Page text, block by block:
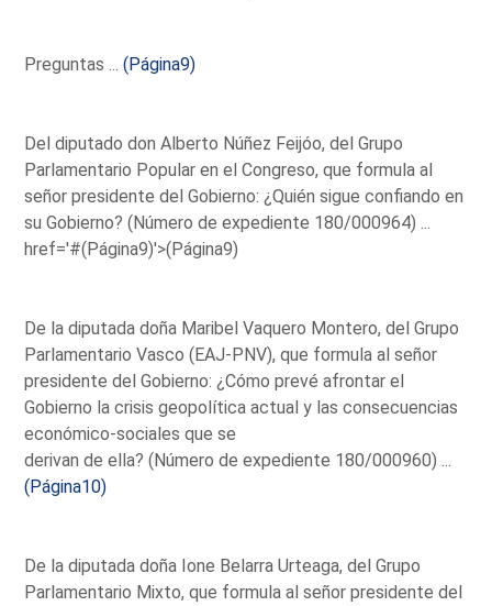
Preguntas ...(Página9)
Del diputado don Alberto Núñez Feijóo, del Grupo
Parlamentario Popular en el Congreso, que formula al
señor presidente del Gobierno: ¿Quién sigue confiando en
su Gobierno? (Número de expediente 180/000964) ...
href='#(Página9)'>(Página9)
De la diputada doña Maribel Vaquero Montero, del Grupo
Parlamentario Vasco (EAJ-PNV), que formula al señor
presidente del Gobierno: ¿Cómo prevé afrontar el
Gobierno la crisis geopolítica actual y las consecuencias
económico-sociales que se
derivan de ella? (Número de expediente 180/000960) ...
(Página10)
De la diputada doña Ione Belarra Urteaga, del Grupo
Parlamentario Mixto, que formula al señor presidente del